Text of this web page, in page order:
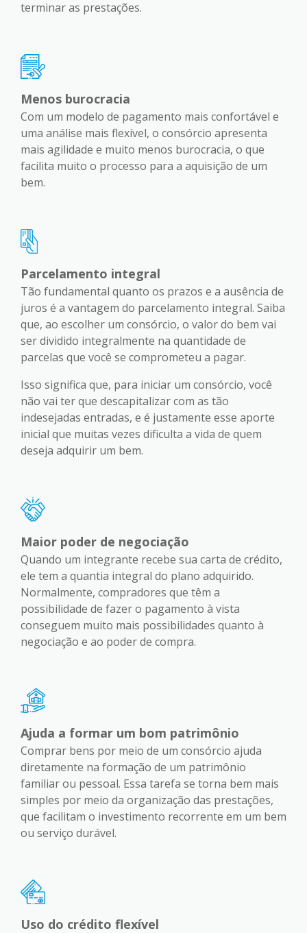
terminar as prestações.
Menos burocracia
Com um modelo de pagamento mais confortável e
uma análise mais flexível, o consórcio apresenta
mais agilidade e muito menos burocracia, o que
facilita muito o processo para a aquisição de um
bem.
Parcelamento integral
Tão fundamental quanto os prazos e a ausência de
juros é a vantagem do parcelamento integral. Saiba
que, ao escolher um consórcio, o valor do bem vai
ser dividido integralmente na quantidade de
parcelas que você se comprometeu a pagar.
Isso significa que, para iniciar um consórcio, você
não vai ter que descapitalizar com as tão
indesejadas entradas, e é justamente esse aporte
inicial que muitas vezes dificulta a vida de quem
deseja adquirir um bem.
Maior poder de negociação
Quando um integrante recebe sua carta de crédito,
ele tem a quantia integral do plano adquirido.
Normalmente, compradores que têm a
possibilidade de fazer o pagamento à vista
conseguem muito mais possibilidades quanto à
negociação e ao poder de compra.
Ajuda a formar um bom patrimônio
Comprar bens por meio de um consórcio ajuda
diretamente na formação de um patrimônio
familiar ou pessoal. Essa tarefa se torna bem mais
simples por meio da organização das prestações,
que facilitam o investimento recorrente em um bem
ou serviço durável.
Uso do crédito flexível